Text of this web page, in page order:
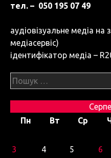
тел. – 050 195 07 49
аудіовізуальне медіа на
медіасервіс)
ідентифікатор медіа –
Пошук:
Пн
Вт Ср
3
4 5 6